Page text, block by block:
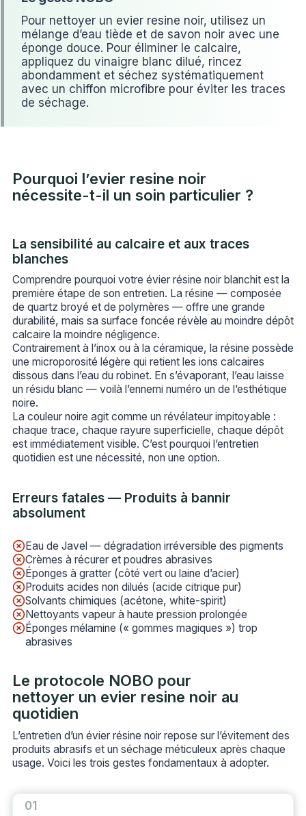
Pour nettoyer un evier resine noir, utilisez un
mélange d’eau tiède et de savon noir avec une
éponge douce. Pour éliminer le calcaire,
appliquez du vinaigre blanc dilué, rincez
abondamment et séchez systématiquement
avec un chiffon microfibre pour éviter les traces
de séchage.
Pourquoi l’evier resine noir
nécessite-t-il un soin particulier ?
La sensibilité au calcaire et aux traces
blanches
Comprendre pourquoi votre évier résine noir blanchit est la
première étape de son entretien. La résine — composée
de quartz broyé et de polymères — offre une grande
durabilité, mais sa surface foncée révèle au moindre dépôt
calcaire la moindre négligence.
Contrairement à l’inox ou à la céramique, la résine possède
une microporosité légère qui retient les ions calcaires
dissous dans l’eau du robinet. En s’évaporant, l’eau laisse
un résidu blanc — voilà l’ennemi numéro un de l’esthétique
noire.
La couleur noire agit comme un révélateur impitoyable :
chaque trace, chaque rayure superficielle, chaque dépôt
est immédiatement visible. C’est pourquoi l’entretien
quotidien est une nécessité, non une option.
Erreurs fatales — Produits à bannir
absolument
Eau de Javel — dégradation irréversible des pigments
Crèmes à récurer et poudres abrasives
Éponges à gratter (côté vert ou laine d’acier)
Produits acides non dilués (acide citrique pur)
Solvants chimiques (acétone, white-spirit)
Nettoyants vapeur à haute pression prolongée
Éponges mélamine (« gommes magiques ») trop
abrasives
Le protocole NOBO pour
nettoyer un evier resine noir au
quotidien
L’entretien d’un évier résine noir repose sur l’évitement des
produits abrasifs et un séchage méticuleux après chaque
usage. Voici les trois gestes fondamentaux à adopter.
01